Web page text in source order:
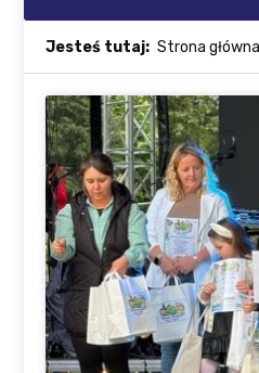
Jesteś tutaj: Strona główna